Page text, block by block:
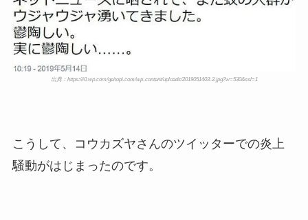
出典：https://i0.wp.com/geitopi.com/wp-content/uploads/2019051403-2.jpg?w=530&ssl=1
こうして、コウカズヤさんのツイッターでの炎上
騒動がはじまったのです。